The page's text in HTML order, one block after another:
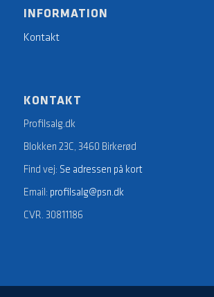
INFORMATION
Kontakt
KONTAKT
Profilsalg.dk
Blokken 23C, 3460 Birkerød
Find vej: Se adressen på kort
Email: profilsalg@psn.dk
CVR. 30811186